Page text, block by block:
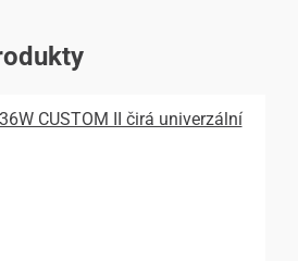
CUSTOM II čirá univerzální